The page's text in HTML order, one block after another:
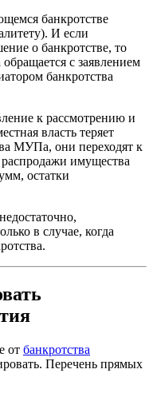
банкротстве
И если
о банкротстве, то
с заявлением
банкротства
к рассмотрению и
власть теряет
МУПа, они переходят к
имущества
остатки
в случае, когда
от банкротства
Перечень прямых